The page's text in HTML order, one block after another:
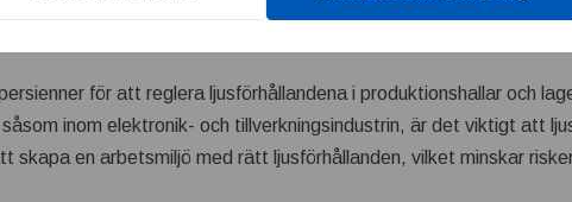
för att reglera ljusförhållandena i produktionshallar och
inom elektronik- och tillverkningsindustrin, är det viktigt att
skapa en arbetsmiljö med rätt ljusförhållanden, vilket minskar